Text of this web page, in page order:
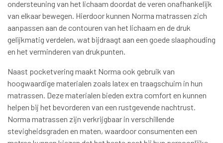
ondersteuning van het lichaam doordat de veren onafhankelijk
van elkaar bewegen. Hierdoor kunnen Norma matrassen zich
aanpassen aan de contouren van het lichaam en de druk
gelijkmatig verdelen, wat bijdraagt aan een goede slaaphouding
en het verminderen van drukpunten.
Naast pocketvering maakt Norma ook gebruik van
hoogwaardige materialen zoals latex en traagschuim in hun
matrassen. Deze materialen bieden extra comfort en kunnen
helpen bij het bevorderen van een rustgevende nachtrust.
Norma matrassen zijn verkrijgbaar in verschillende
stevigheidsgraden en maten, waardoor consumenten een